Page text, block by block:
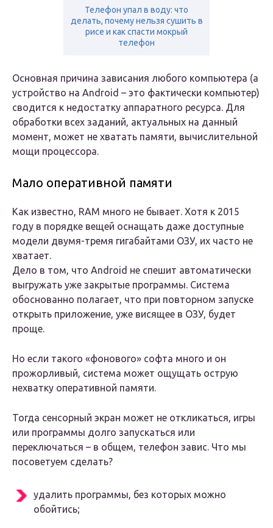
Телефон упал в воду: что
делать, почему нельзя сушить в
рисе и как спасти мокрый
телефон
Основная причина зависания любого компьютера (а
устройство на Android – это фактически компьютер)
сводится к недостатку аппаратного ресурса. Для
обработки всех заданий, актуальных на данный
момент, может не хватать памяти, вычислительной
мощи процессора.
Мало оперативной памяти
Как известно, RAM много не бывает. Хотя к 2015
году в порядке вещей оснащать даже доступные
модели двумя-тремя гигабайтами ОЗУ, их часто не
хватает.
Дело в том, что Android не спешит автоматически
выгружать уже закрытые программы. Система
обоснованно полагает, что при повторном запуске
открыть приложение, уже висящее в ОЗУ, будет
проще.
Но если такого «фонового» софта много и он
прожорливый, система может ощущать острую
нехватку оперативной памяти.
Тогда сенсорный экран может не откликаться, игры
или программы долго запускаться или
переключаться – в общем, телефон завис. Что мы
посоветуем сделать?
удалить программы, без которых можно
обойтись;